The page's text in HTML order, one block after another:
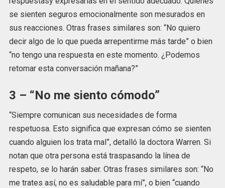
se sienten seguros emocionalmente son mesurados en
sus reacciones. Otras frases similares son: “No quiero
decir algo de lo que pueda arrepentirme más tarde” o bien
“no tengo una respuesta en este momento. ¿Podemos
retomar esta conversación mañana?”
3 – “No me siento cómodo”
“Siempre comunican sus necesidades de forma
respetuosa. Esto significa que expresan cómo se sienten
cuando alguien los trata mal”, detalló la doctora Warren. Si
notan que otra persona está traspasando la línea de
respeto, se lo harán saber. Otras frases similares son: “No
me trates así, no es saludable para mí”, o bien “cuando